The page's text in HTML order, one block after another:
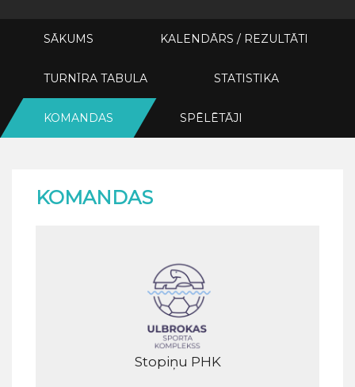
SĀKUMS KALENDĀRS / REZULTĀTI
TURNĪRA TABULA STATISTIKA
KOMANDAS SPĒLĒTĀJI
KOMANDAS
Stopiņu PHK